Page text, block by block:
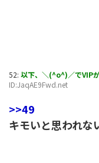
52: 以下、＼(^o^)／でVIP
ID:JaqAE9Fwd.net
>>49
キモいと思われな